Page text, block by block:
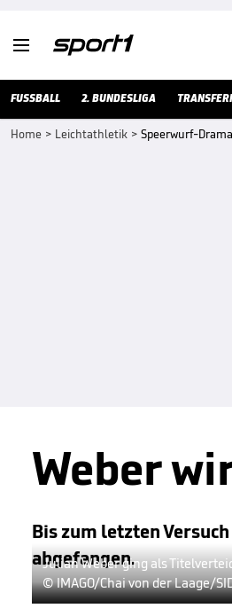

FUSSBALL 2. BUNDESLIGA
Home > Leichtathletik > Speerwurf-
Weber
Bis zum letzten
abgefangen.
Julian Weber ging als
© IMAGO/Chai von der Laage/